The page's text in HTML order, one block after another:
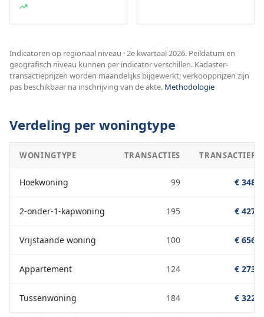
Indicatoren op regionaal niveau · 2e kwartaal 2026. Peildatum en
geografisch niveau kunnen per indicator verschillen. Kadaster-
transactieprijzen worden maandelijks bijgewerkt; verkoopprijzen zijn
pas beschikbaar na inschrijving van de akte. Methodologie
Verdeling per woningtype
WONINGTYPE TRANSACTIES
Hoekwoning 99 €
2-onder-1-kapwoning 195 €
Vrijstaande woning 100 €
Appartement 124 €
Tussenwoning 184 €